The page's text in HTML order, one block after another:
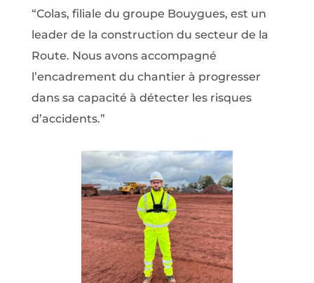
“Colas, filiale du groupe Bouygues, est un
leader de la construction du secteur de la
Route. Nous avons accompagné
l’encadrement du chantier à progresser
dans sa capacité à détecter les risques
d’accidents.”